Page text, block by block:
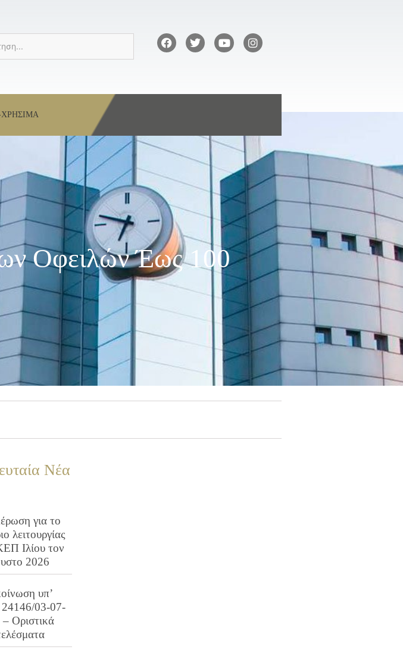
ΧΡΗΣΙΜΑ
Οφειλών Έως 100
Νέα
για το
λειτουργίας
Ιλίου τον
2026
υπ’
24146/03-07-
Οριστικά